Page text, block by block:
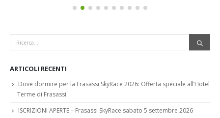
Dove dormire per la Frasassi SkyRace 2026: Offerta speciale all’Hotel
Terme di Frasassi
ISCRIZIONI APERTE – Frasassi SkyRace sabato 5 settembre 2026
Frasassi Skyrace 2025 // Il Documentario Ufficiale